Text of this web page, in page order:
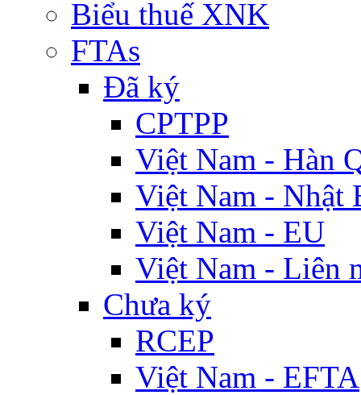
Biểu thuế XNK
FTAs
Đã ký
CPTPP
Việt Nam - Hàn
Việt Nam - Nhật
Việt Nam - EU
Việt Nam - Liên
Chưa ký
RCEP
Việt Nam - EFTA